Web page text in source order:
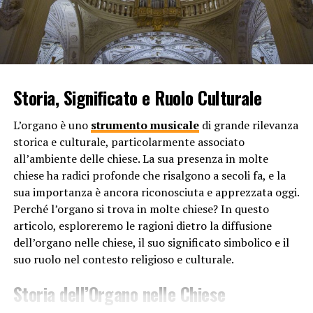
3. Creare Ricordi Duraturi
Le persone associano spesso la musica a ricordi ed
emozioni. Quindi, scegliere la giusta colonna sonora per
te e i tuoi ospiti. Immagina di ascoltare una canzone
festa a cui hai partecipato. La musica può davvero
aggiungere un tocco di magia e nostalgia agli eventi
sociali.
4. Impressionare gli Ospiti
Una playlist ben curata può anche impressionare i tuoi
ospiti e far loro capire che hai dedicato tempo e
attenzione ai dettagli per assicurarti che il party sia un
adattino al gusto dei partecipanti può mostrare la tua
Storia, Significato e Ruolo Culturale
L’organo è uno strumento musicaledi grande rilevanza
storica e culturale, particolarmente associato
all’ambiente delle chiese. La sua presenza in molte
chiese ha radici profonde che risalgono a secoli fa, e la
sua importanza è ancora riconosciuta e apprezzata oggi.
Perché l’organo si trova in molte chiese? In questo
articolo, esploreremo le ragioni dietro la diffusione
dell’organo nelle chiese, il suo significato simbolico e il
suo ruolo nel contesto religioso e culturale.
Storia dell’Organo nelle Chiese